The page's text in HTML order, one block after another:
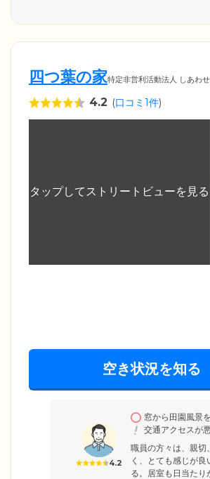
四つ葉の家特定非営利活動法人 しあわ
4.2 (口コミ1件)
空き状況を知る
4.2
窓から田園風景
交通アクセスが
職員の方々は、親切
く、とても感じが
る。居室も日当たり